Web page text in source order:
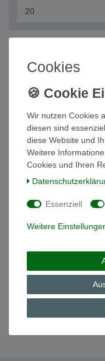
*
Cookies
Wir nutzen Cookies
diesen sind
diese Website und
Weitere
Cookies und Ihren
Essenziell
Weitere